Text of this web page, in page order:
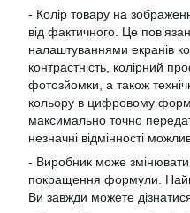
- Колір товару на
від фактичного. Це
налаштуваннями екранів
контрастність, колірний
фотозйомки, а також
кольору в цифровому
максимально точно
незначні відмінності
- Виробник може змінювати
покращення формули.
Ви завжди можете